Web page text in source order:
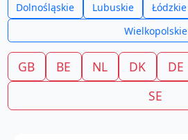
Dolnośląskie Lubuskie Łódzkie
Wielkopolskie
GB BE NL DK DE
SE